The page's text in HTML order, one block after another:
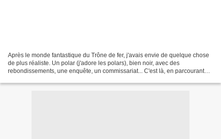
Après le monde fantastique du Trône de fer, j'avais envie de quelque chose
de plus réaliste. Un polar (j'adore les polars), bien noir, avec des
rebondissements, une enquête, un commissariat... C'est là, en parcourant